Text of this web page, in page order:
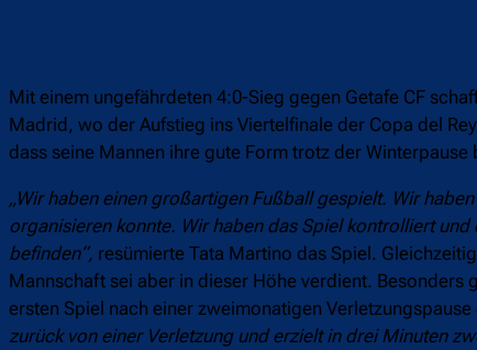
Mit einem ungefährdeten 4:0-Sieg gegen Getafe CF
Madrid, wo der Aufstieg ins Viertelfinale der Copa del
dass seine Mannen ihre gute Form trotz der
„Wir haben einen großartigen Fußball gespielt. Wir
organisieren konnte. Wir haben das Spiel kontrolliert
befinden“, resümierte Tata Martino das Spiel.
Mannschaft sei aber in dieser Höhe verdient.
ersten Spiel nach einer zweimonatigen
zurück von einer Verletzung und erzielt in drei Minuten